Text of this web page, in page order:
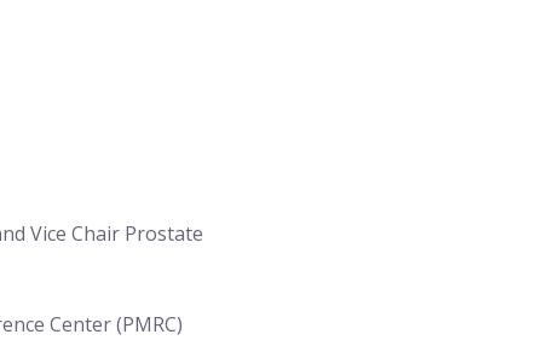
Vice Chair Prostate
Center (PMRC)